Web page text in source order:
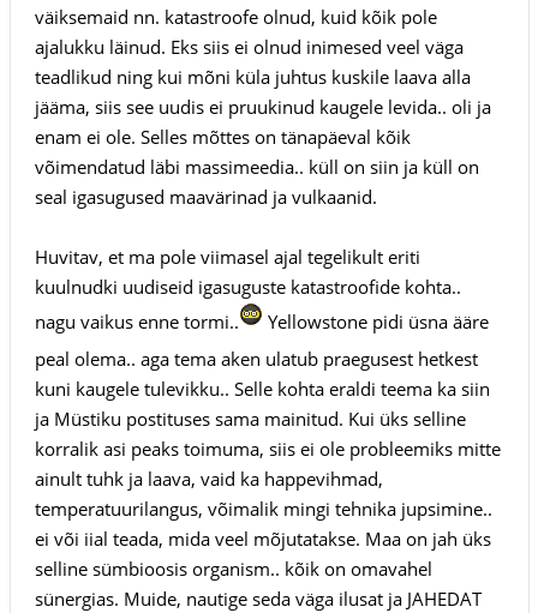
väiksemaid nn. katastroofe olnud, kuid kõik pole
ajalukku läinud. Eks siis ei olnud inimesed veel väga
teadlikud ning kui mõni küla juhtus kuskile laava alla
jääma, siis see uudis ei pruukinud kaugele levida.. oli ja
enam ei ole. Selles mõttes on tänapäeval kõik
võimendatud läbi massimeedia.. küll on siin ja küll on
seal igasugused maavärinad ja vulkaanid.
Huvitav, et ma pole viimasel ajal tegelikult eriti
kuulnudki uudiseid igasuguste katastroofide kohta..
nagu vaikus enne tormi..
Yellowstone pidi üsna ääre
peal olema.. aga tema aken ulatub praegusest hetkest
kuni kaugele tulevikku.. Selle kohta eraldi teema ka siin
ja Müstiku postituses sama mainitud. Kui üks selline
korralik asi peaks toimuma, siis ei ole probleemiks mitte
ainult tuhk ja laava, vaid ka happevihmad,
temperatuurilangus, võimalik mingi tehnika jupsimine..
ei või iial teada, mida veel mõjutatakse. Maa on jah üks
selline sümbioosis organism.. kõik on omavahel
sünergias. Muide, nautige seda väga ilusat ja JAHEDAT